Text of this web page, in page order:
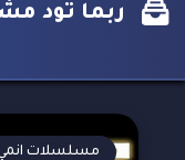
ربما تود
مسلسلات